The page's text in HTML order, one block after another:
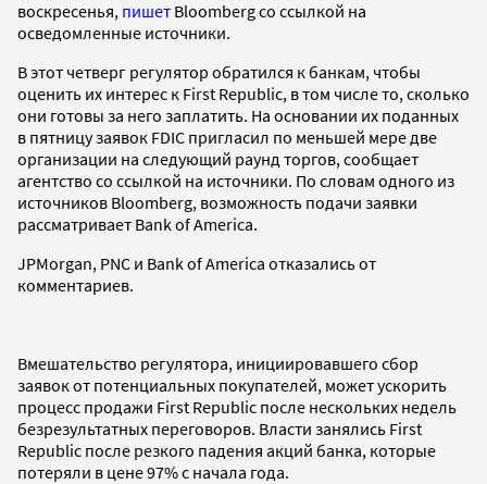
воскресенья, пишет Bloomberg со ссылкой на
осведомленные источники.
В этот четверг регулятор обратился к банкам, чтобы
оценить их интерес к First Republic, в том числе то, сколько
они готовы за него заплатить. На основании их поданных
в пятницу заявок FDIC пригласил по меньшей мере две
организации на следующий раунд торгов, сообщает
агентство со ссылкой на источники. По словам одного из
источников Bloomberg, возможность подачи заявки
рассматривает Bank of America.
JPMorgan, PNC и Bank of America отказались от
комментариев.
Вмешательство регулятора, инициировавшего сбор
заявок от потенциальных покупателей, может ускорить
процесс продажи First Republic после нескольких недель
безрезультатных переговоров. Власти занялись First
Republic после резкого падения акций банка, которые
потеряли в цене 97% с начала года.